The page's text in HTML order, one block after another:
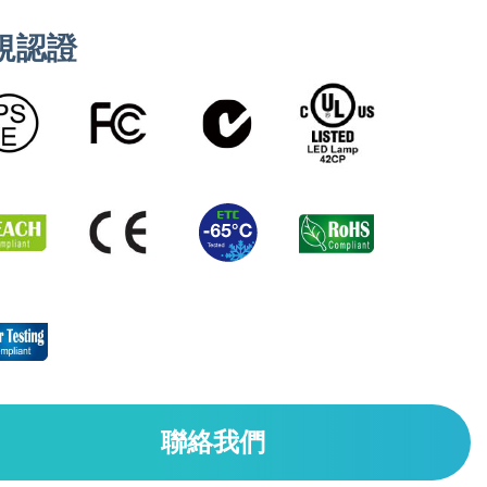
認證
聯絡我們